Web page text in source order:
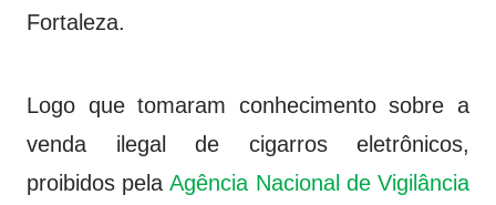
Fortaleza.
Logo que tomaram conhecimento sobre a
venda ilegal de cigarros eletrônicos,
proibidos pela Agência Nacional de Vigilância